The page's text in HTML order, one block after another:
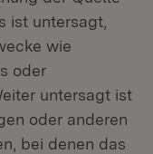
ist untersagt,
wie
oder
untersagt ist
oder anderen
bei denen das